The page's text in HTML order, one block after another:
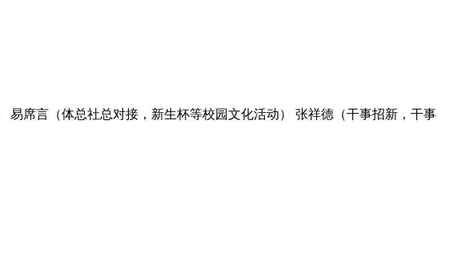
席言（体总社总对接，新生杯等校园文化活动） 张祥德（干事招新，干事